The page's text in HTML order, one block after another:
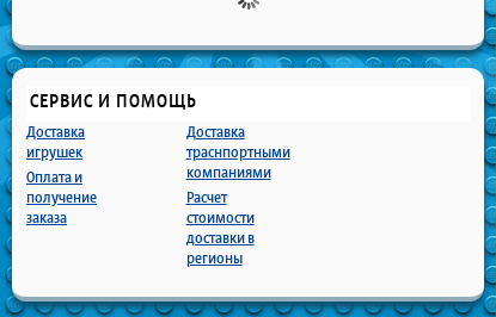
СЕРВИС И ПОМОЩЬ
Доставка
игрушек
Оплата и
получение
заказа
Доставка
траснпортными
компаниями
Расчет
стоимости
доставки в
регионы